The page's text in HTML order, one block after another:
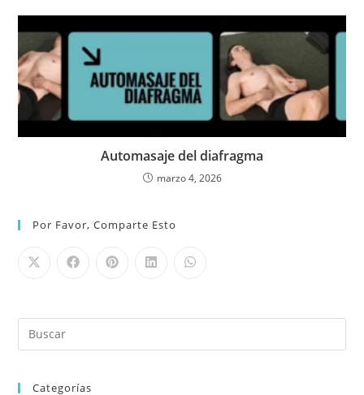
Automasaje del diafragma
marzo 4, 2026
Por Favor, Comparte Esto
Categorías